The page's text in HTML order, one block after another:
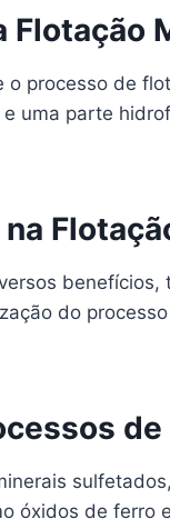
Flotação
processo de
uma parte
do
óxidos de